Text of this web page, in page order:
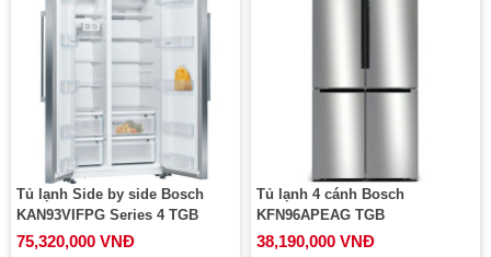
Tủ lạnh Side by side Bosch
KAN93VIFPG Series 4 TGB
75,320,000 VNĐ
Tủ lạnh 4 cánh Bosch
KFN96APEAG TGB
38,190,000 VNĐ